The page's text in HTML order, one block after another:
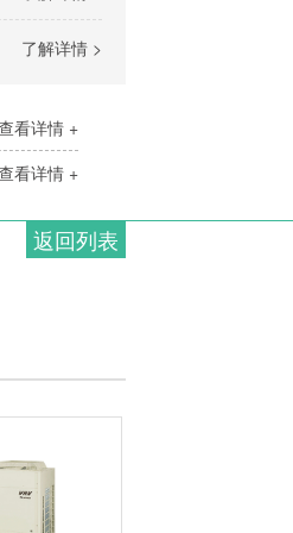
了解详情 >
看详情 +
看详情 +
返回列表